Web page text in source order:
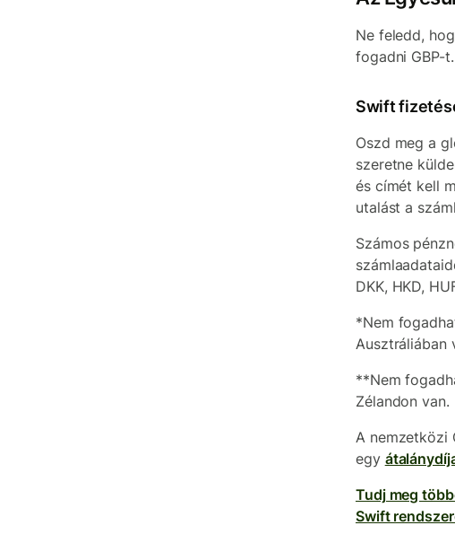
Ne feledd,
fogadni GBP-t.
Swift
Oszd meg a
szeretne
és címét kell
utalást a
Számos
DKK, HKD,
*Nem
Ausztráliában
**Nem
Zélandon van.
A nemzetközi
egy
Tudj meg
Swift